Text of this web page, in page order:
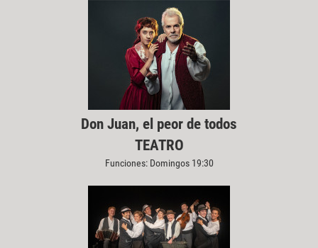
Don Juan, el peor de todos
TEATRO
Funciones: Domingos 19:30